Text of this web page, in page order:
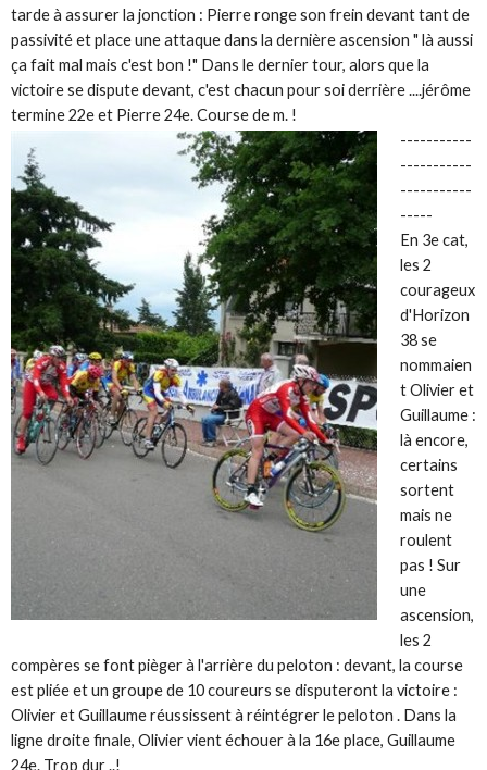
tarde à assurer la jonction : Pierre ronge son frein devant tant de
passivité et place une attaque dans la dernière ascension " là aussi
ça fait mal mais c'est bon !" Dans le dernier tour, alors que la
victoire se dispute devant, c'est chacun pour soi derrière ....jérôme
termine 22e et Pierre 24e. Course de m. !
-----------
-----------
-----------
-----
En 3e cat,
les 2
courageux
d'Horizon
38 se
nommaien
t Olivier et
Guillaume :
là encore,
certains
sortent
mais ne
roulent
pas ! Sur
une
ascension,
les 2
compères se font pièger à l'arrière du peloton : devant, la course
est pliée et un groupe de 10 coureurs se disputeront la victoire :
Olivier et Guillaume réussissent à réintégrer le peloton . Dans la
ligne droite finale, Olivier vient échouer à la 16e place, Guillaume
24e. Trop dur ..!